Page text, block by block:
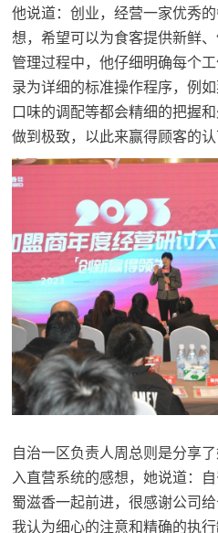
他说道：创业，经营一家优秀
想，希望可以为食客提供新鲜
管理过程中，他仔细明确每个
录为详细的标准操作程序，例
口味的调配等都会精细的把握
做到极致，以此来赢得顾客的认
自治一区负责人周总则是分享
入直营系统的感想，她说道：
蜀滋香一起前进，很感谢公司
我认为细心的注意和精确的执